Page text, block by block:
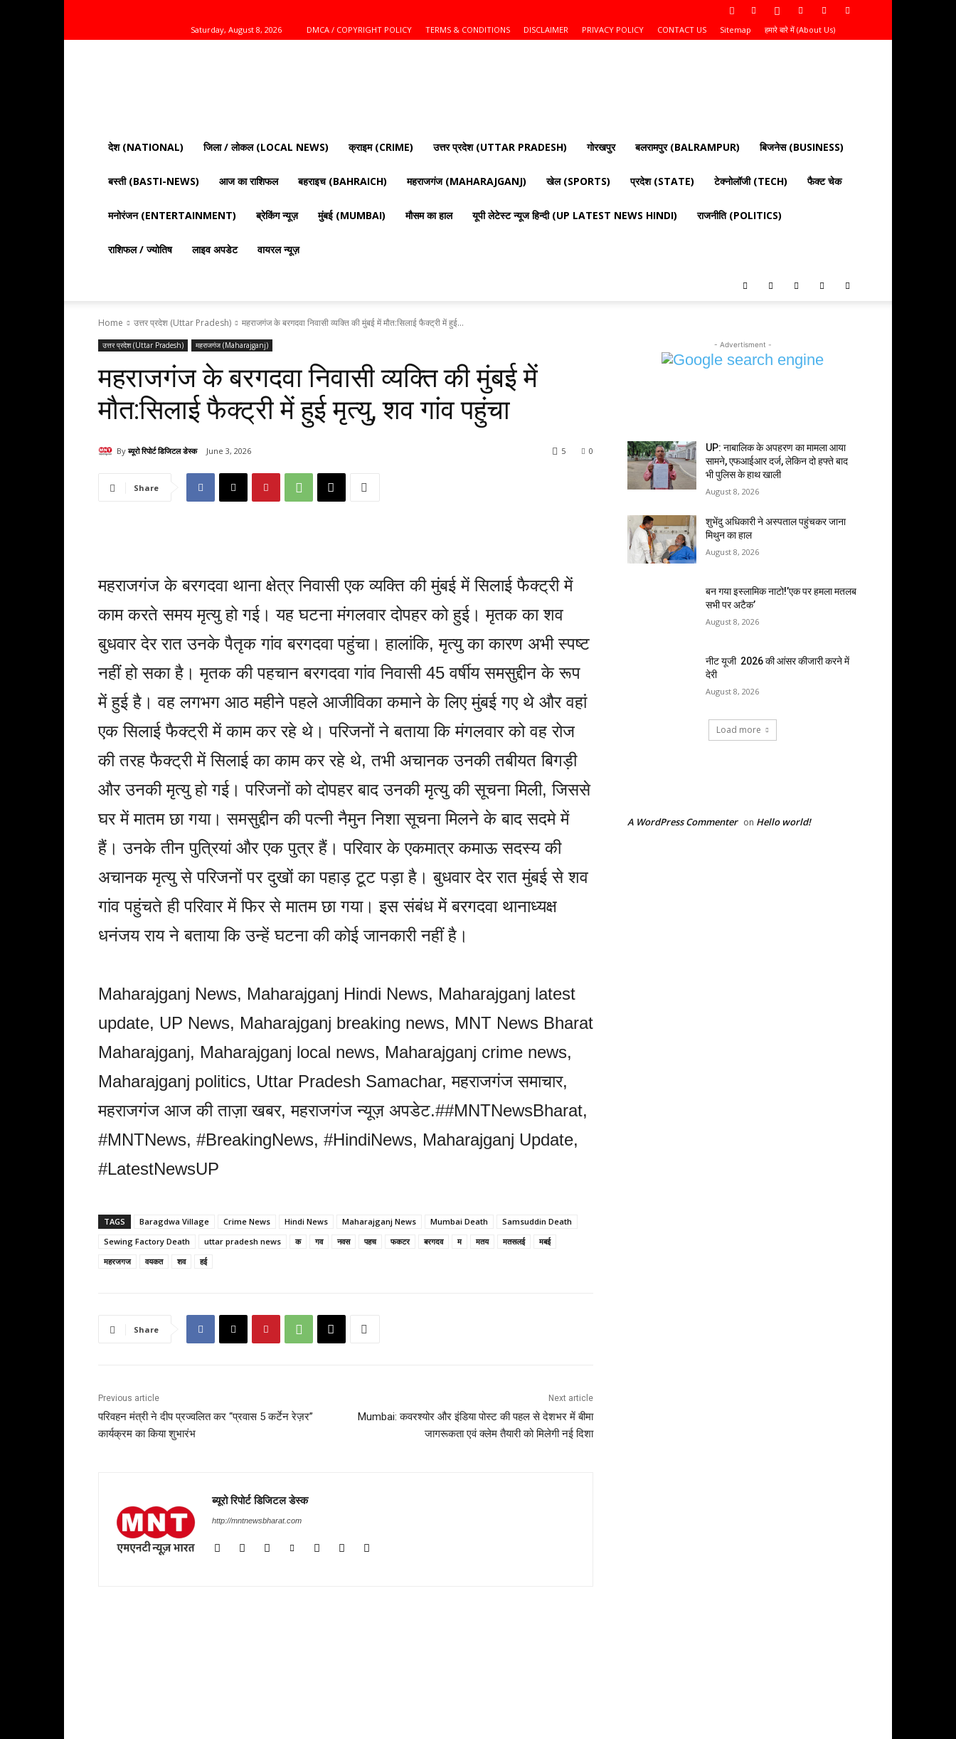
Saturday, August 8, 2026 DMCA / COPYRIGHT POLICY TERMS & CONDITIONS DISCLAIMER PRIVACY POLICY CONTACT US Sitemap हमारे बारे में (About Us)
की
ताज़ा
राजनीति,
और
दुनिया
की
देश (NATIONAL) जिला / लोकल (LOCAL NEWS) क्राइम (CRIME) उत्तर प्रदेश (UTTAR PRADESH) गोरखपुर बलरामपुर (BALRAMPUR) बिजनेस (BUSINESS)
बस्ती (BASTI-NEWS) आज का राशिफल बहराइच (BAHRAICH) महराजगंज (MAHARAJGANJ) खेल (SPORTS) प्रदेश (STATE) टेक्नोलॉजी (TECH) फैक्ट चेक
मनोरंजन (ENTERTAINMENT) ब्रेकिंग न्यूज़ मुंबई (MUMBAI) मौसम का हाल यूपी लेटेस्ट न्यूज हिन्दी (UP LATEST NEWS HINDI) राजनीति (POLITICS)
राशिफल / ज्योतिष लाइव अपडेट वायरल न्यूज़
Home उत्तर प्रदेश (Uttar Pradesh) महराजगंज के बरगदवा निवासी व्यक्ति की मुंबई में मौत:सिलाई फैक्ट्री में हुई...
उत्तर प्रदेश (Uttar Pradesh) महराजगंज (Maharajganj)
महराजगंज के बरगदवा निवासी व्यक्ति की मुंबई में
मौत:सिलाई फैक्ट्री में हुई मृत्यु, शव गांव पहुंचा
By ब्यूरो रिपोर्ट डिजिटल डेस्क June 3, 2026 0
5
Share
महराजगंज के बरगदवा थाना क्षेत्र निवासी एक व्यक्ति की मुंबई में सिलाई फैक्ट्री में
काम करते समय मृत्यु हो गई। यह घटना मंगलवार दोपहर को हुई। मृतक का शव
बुधवार देर रात उनके पैतृक गांव बरगदवा पहुंचा। हालांकि, मृत्यु का कारण अभी स्पष्ट
नहीं हो सका है। मृतक की पहचान बरगदवा गांव निवासी 45 वर्षीय समसुद्दीन के रूप
में हुई है। वह लगभग आठ महीने पहले आजीविका कमाने के लिए मुंबई गए थे और वहां
एक सिलाई फैक्ट्री में काम कर रहे थे। परिजनों ने बताया कि मंगलवार को वह रोज
की तरह फैक्ट्री में सिलाई का काम कर रहे थे, तभी अचानक उनकी तबीयत बिगड़ी
और उनकी मृत्यु हो गई। परिजनों को दोपहर बाद उनकी मृत्यु की सूचना मिली, जिससे
घर में मातम छा गया। समसुद्दीन की पत्नी नैमुन निशा सूचना मिलने के बाद सदमे में
हैं। उनके तीन पुत्रियां और एक पुत्र हैं। परिवार के एकमात्र कमाऊ सदस्य की
अचानक मृत्यु से परिजनों पर दुखों का पहाड़ टूट पड़ा है। बुधवार देर रात मुंबई से शव
गांव पहुंचते ही परिवार में फिर से मातम छा गया। इस संबंध में बरगदवा थानाध्यक्ष
धनंजय राय ने बताया कि उन्हें घटना की कोई जानकारी नहीं है।
Maharajganj News, Maharajganj Hindi News, Maharajganj latest
update, UP News, Maharajganj breaking news, MNT News Bharat
Maharajganj, Maharajganj local news, Maharajganj crime news,
Maharajganj politics, Uttar Pradesh Samachar, महराजगंज समाचार,
महराजगंज आज की ताज़ा खबर, महराजगंज न्यूज़ अपडेट.##MNTNewsBharat,
#MNTNews, #BreakingNews, #HindiNews, Maharajganj Update,
#LatestNewsUP
TAGS Baragdwa Village Crime News Hindi News Maharajganj News Mumbai Death
Samsuddin Death
Sewing Factory Death
uttar pradesh news क गव नवस पहच फकटर बरगदव म मतय मतसलई
मबई
महरजगज
वयकत शव हई
Share
Previous article
परिवहन मंत्री ने दीप प्रज्वलित कर “प्रवास 5 कर्टेन रेज़र”
कार्यक्रम का किया शुभारंभ
Next article
Mumbai: कवरश्योर और इंडिया पोस्ट की पहल से देशभर में बीमा
जागरूकता एवं क्लेम तैयारी को मिलेगी नई दिशा
ब्यूरो रिपोर्ट डिजिटल डेस्क
http://mntnewsbharat.com
- Advertisment -
UP: नाबालिक के अपहरण का मामला आया
सामने, एफआईआर दर्ज, लेकिन दो हफ्ते बाद
भी पुलिस के हाथ खाली
August 8, 2026
शुभेंदु अधिकारी ने अस्पताल पहुंचकर जाना
मिथुन का हाल
August 8, 2026
बन गया इस्लामिक नाटो!’एक पर हमला मतलब
सभी पर अटैक’
August 8, 2026
नीट यूजी 2026 की आंसर कीजारी करने में
देरी
August 8, 2026
Load more
A WordPress Commenter on Hello world!